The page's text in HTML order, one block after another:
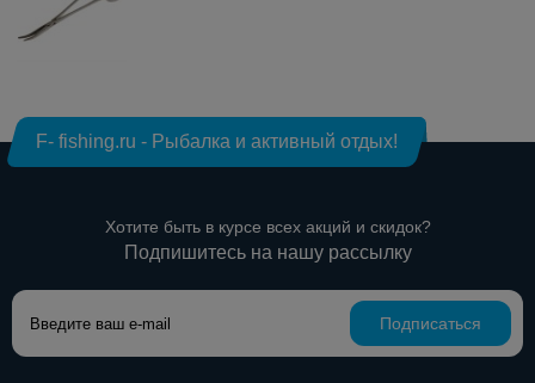
F- fishing.ru - Рыбалка и активный отдых!
Хотите быть в курсе всех акций и скидок?
Подпишитесь на нашу рассылку
Подписаться